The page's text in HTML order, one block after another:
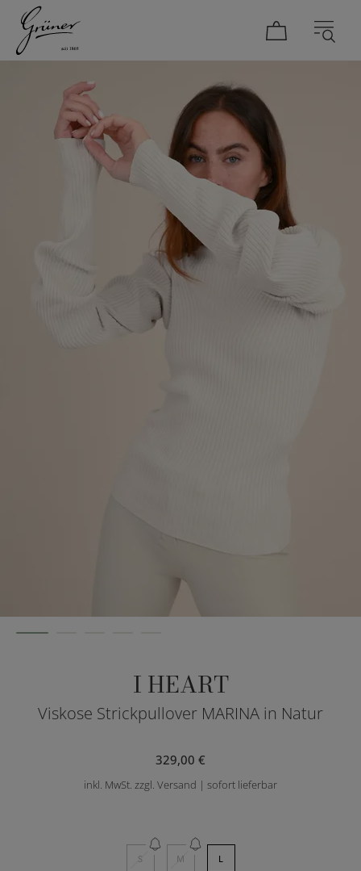
I HEART
Viskose Strickpullover MARINA in Natur
329,00 €
inkl. MwSt. zzgl. Versand | sofort lieferbar
S M L
DAMEN HERREN